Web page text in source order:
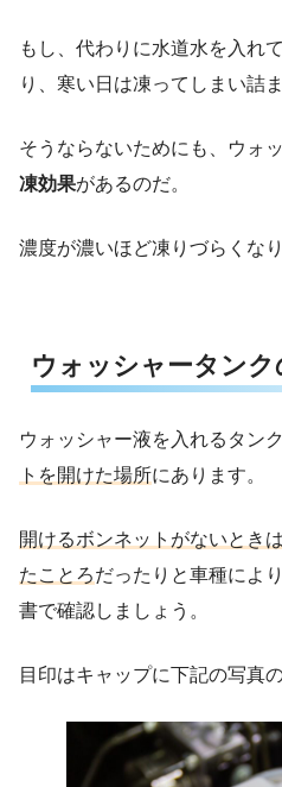
もし、代わりに水道水を入れ
り、寒い日は凍ってしまい詰
そうならないためにも、ウォ
凍効果があるのだ。
濃度が濃いほど凍りづらくなり
ウォッシャータン
ウォッシャー液を入れるタン
トを開けた場所にあります。
開けるボンネットがないとき
たことろだったりと車種によ
書で確認しましょう。
目印はキャップに下記の写真